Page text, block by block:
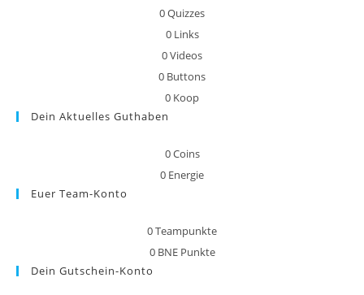
0Quizzes
0 Links
0Videos
0 Buttons
0 Koop
Dein Aktuelles Guthaben
0Coins
0 Energie
Euer Team-Konto
0Teampunkte
0 BNE Punkte
Dein Gutschein-Konto